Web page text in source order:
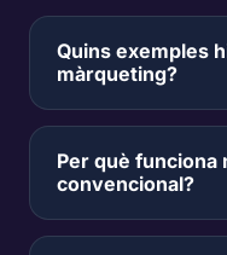
Quins exemples
màrqueting?
Per què funciona
convencional?